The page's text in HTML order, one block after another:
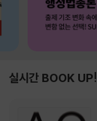
실시간 BOOK UP!